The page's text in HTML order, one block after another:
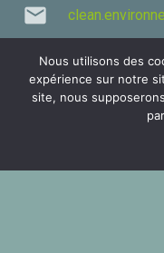
mail
Du lundi au
Ce site utilise des cookies.
navigation nous estimons
Nous utilisons des
expérience sur notre
site, nous